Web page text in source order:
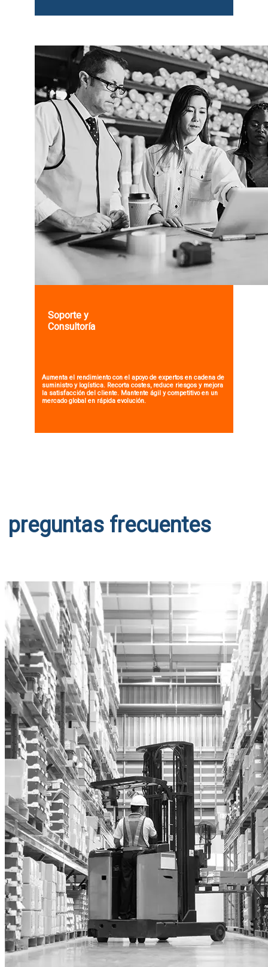
Soporte y
Consultoría
Aumenta el rendimiento con el apoyo de expertos en cadena de
suministro y logística. Recorta costes, reduce riesgos y mejora
la satisfacción del cliente. Mantente ágil y competitivo en un
mercado global en rápida evolución.
preguntas frecuentes